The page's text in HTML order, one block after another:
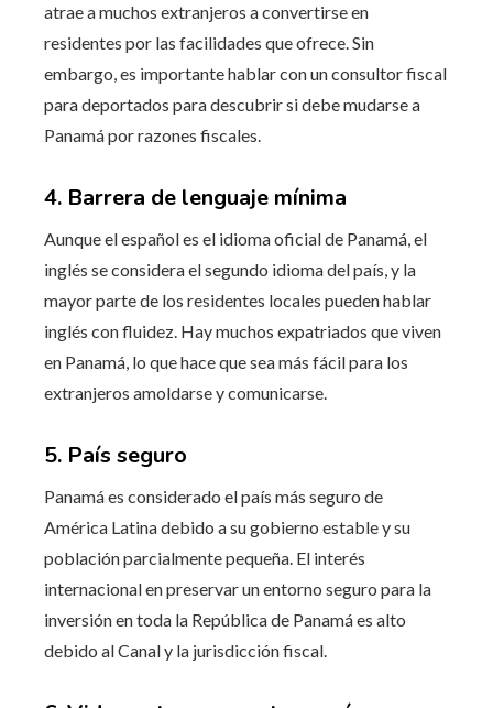
atrae a muchos extranjeros a convertirse en
residentes por las facilidades que ofrece. Sin
embargo, es importante hablar con un consultor fiscal
para deportados para descubrir si debe mudarse a
Panamá por razones fiscales.
4. Barrera de lenguaje mínima
Aunque el español es el idioma oficial de Panamá, el
inglés se considera el segundo idioma del país, y la
mayor parte de los residentes locales pueden hablar
inglés con fluidez. Hay muchos expatriados que viven
en Panamá, lo que hace que sea más fácil para los
extranjeros amoldarse y comunicarse.
5. País seguro
Panamá es considerado el país más seguro de
América Latina debido a su gobierno estable y su
población parcialmente pequeña. El interés
internacional en preservar un entorno seguro para la
inversión en toda la República de Panamá es alto
debido al Canal y la jurisdicción fiscal.